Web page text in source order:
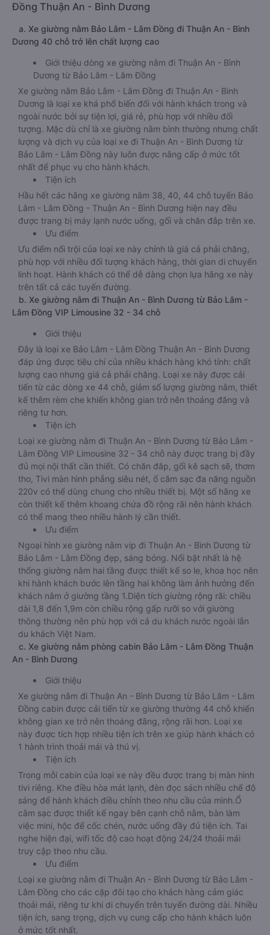
Đồng Thuận An - Bình Dương
a. Xe giường nằm Bảo Lâm - Lâm Đồng đi Thuận An - Bình
Dương 40 chỗ trở lên chất lượng cao
Giới thiệu dòng xe giường nằm đi Thuận An - Bình
Dương từ Bảo Lâm - Lâm Đồng
Xe giường nằm Bảo Lâm - Lâm Đồng đi Thuận An - Bình
Dương là loại xe khá phổ biến đối với hành khách trong và
ngoài nước bởi sự tiện lợi, giá rẻ, phù hợp với nhiều đối
tượng. Mặc dù chỉ là xe giường nằm bình thường nhưng chất
lượng và dịch vụ của loại xe đi Thuận An - Bình Dương từ
Bảo Lâm - Lâm Đồng này luôn được nâng cấp ở mức tốt
nhất để phục vụ cho hành khách.
Tiện ích
Hầu hết các hãng xe giường nằm 38, 40, 44 chỗ tuyến Bảo
Lâm - Lâm Đồng - Thuận An - Bình Dương hiện nay đều
được trang bị máy lạnh nước uống, gối và chăn đắp trên xe.
Ưu điểm
Ưu điểm nổi trội của loại xe này chính là giá cả phải chăng,
phù hợp với nhiều đối tượng khách hàng, thời gian di chuyển
linh hoạt. Hành khách có thể dễ dàng chọn lựa hãng xe này
trên tất cả các tuyến đường.
b. Xe giường nằm đi Thuận An - Bình Dương từ Bảo Lâm -
Lâm Đồng VIP Limousine 32 - 34 chỗ
Giới thiệu
Đây là loại xe Bảo Lâm - Lâm Đồng Thuận An - Bình Dương
đáp ứng được tiêu chí của nhiều khách hàng khó tính: chất
lượng cao nhưng giá cả phải chăng. Loại xe này được cải
tiến từ các dòng xe 44 chỗ, giảm số lượng giường nằm, thiết
kế thêm rèm che khiến không gian trở nên thoáng đãng và
riêng tư hơn.
Tiện ích
Loại xe giường nằm đi Thuận An - Bình Dương từ Bảo Lâm -
Lâm Đồng VIP Limousine 32 - 34 chỗ này được trang bị đầy
đủ mọi nội thất cần thiết. Có chăn đắp, gối kê sạch sẽ, thơm
tho, Tivi màn hình phẳng siêu nét, ổ cắm sạc đa năng nguồn
220v có thể dùng chung cho nhiều thiết bị. Một số hãng xe
còn thiết kế thêm khoang chứa đồ rộng rãi nên hành khách
có thể mang theo nhiều hành lý cần thiết.
Ưu điểm
Ngoại hình xe giường nằm vip đi Thuận An - Bình Dương từ
Bảo Lâm - Lâm Đồng đẹp, sáng bóng. Nổi bật nhất là hệ
thống giường nằm hai tầng được thiết kế so le, khoa học nên
khi hành khách bước lên tầng hai không làm ảnh hưởng đến
khách nằm ở giường tầng 1.Diện tích giường rộng rãi: chiều
dài 1,8 đến 1,9m còn chiều rộng gấp rưỡi so với giường
thông thường nên phù hợp với cả du khách nước ngoài lẫn
du khách Việt Nam.
c. Xe giường nằm phòng cabin Bảo Lâm - Lâm Đồng Thuận
An - Bình Dương
Giới thiệu
Xe giường nằm đi Thuận An - Bình Dương từ Bảo Lâm - Lâm
Đồng cabin được cải tiến từ xe giường thường 44 chỗ khiến
không gian xe trở nên thoáng đãng, rộng rãi hơn. Loại xe
này được tích hợp nhiều tiện ích trên xe giúp hành khách có
1 hành trình thoải mái và thú vị.
Tiện ích
Trong mỗi cabin của loại xe này đều được trang bị màn hình
tivi riêng. Khe điều hòa mát lạnh, đèn đọc sách nhiều chế độ
sáng để hành khách điều chỉnh theo nhu cầu của mình.Ổ
cắm sạc được thiết kế ngay bên cạnh chỗ nằm, bàn làm
việc mini, hộc để cốc chén, nước uống đầy đủ tiện ích. Tai
nghe hiện đại, wifi tốc độ cao hoạt động 24/24 thoải mái
truy cập theo nhu cầu.
Ưu điểm
Loại xe giường nằm đi Thuận An - Bình Dương từ Bảo Lâm -
Lâm Đồng cho các cặp đôi tạo cho khách hàng cảm giác
thoải mái, riêng tư khi di chuyển trên tuyến đường dài. Nhiều
tiện ích, sang trọng, dịch vụ cung cấp cho hành khách luôn
ở mức tốt nhất.